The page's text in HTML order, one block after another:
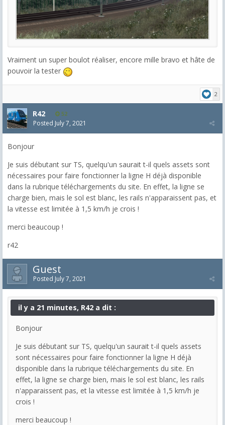
Vraiment un super boulot réaliser, encore mille bravo et hâte de
pouvoir la tester
2
R42 52
Posted July 7, 2021
Bonjour
Je suis débutant sur TS, quelqu'un saurait t-il quels assets sont
nécessaires pour faire fonctionner la ligne H déjà disponible
dans la rubrique téléchargements du site. En effet, la ligne se
charge bien, mais le sol est blanc, les rails n'apparaissent pas, et
la vitesse est limitée à 1,5 km/h je crois !
merci beaucoup !
r42
Guest
Posted July 7, 2021
il y a 21 minutes, R42 a dit :
Bonjour
Je suis débutant sur TS, quelqu'un saurait t-il quels assets
sont nécessaires pour faire fonctionner la ligne H déjà
disponible dans la rubrique téléchargements du site. En
effet, la ligne se charge bien, mais le sol est blanc, les rails
n'apparaissent pas, et la vitesse est limitée à 1,5 km/h je
crois !
merci beaucoup !